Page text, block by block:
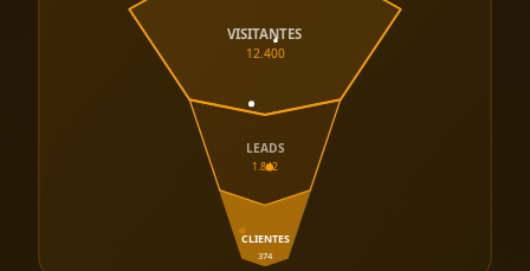
VISITANTES
12.400
LEADS
1.842
CLIENTES
374